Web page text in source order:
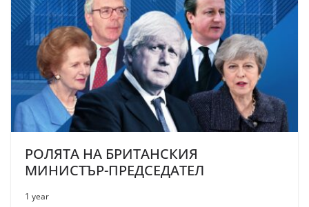
РОЛЯТА НА БРИТАНСКИЯ
МИНИСТЪР-ПРЕДСЕДАТЕЛ
1 year